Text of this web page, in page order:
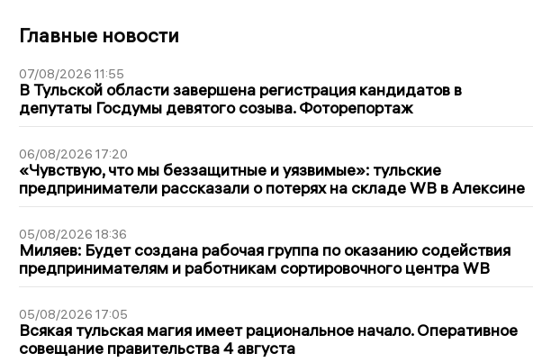
Главные новости
07/08/2026 11:55
В Тульской области завершена регистрация кандидатов в
депутаты Госдумы девятого созыва. Фоторепортаж
06/08/2026 17:20
«Чувствую, что мы беззащитные и уязвимые»: тульские
предприниматели рассказали о потерях на складе WB в Алексине
05/08/2026 18:36
Миляев: Будет создана рабочая группа по оказанию содействия
предпринимателям и работникам сортировочного центра WB
05/08/2026 17:05
Всякая тульская магия имеет рациональное начало. Оперативное
совещание правительства 4 августа